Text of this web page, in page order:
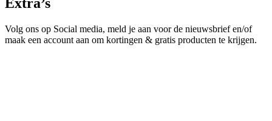
Extra’s
Volg ons op Social media, meld je aan voor de nieuwsbrief en/of
maak een account aan om kortingen & gratis producten te krijgen.